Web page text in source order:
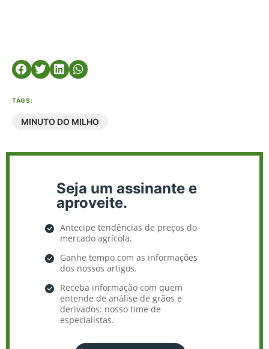
TAGS:
MINUTO DO MILHO
Seja um assinante e
aproveite.
Antecipe tendências de preços do
mercado agrícola.
Ganhe tempo com as informações
dos nossos artigos.
Receba informação com quem
entende de análise de grãos e
derivados: nosso time de
especialistas.